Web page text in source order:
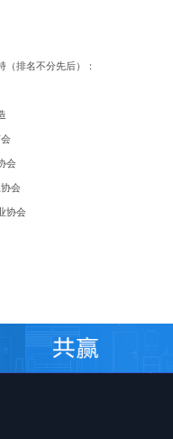
（排名不分先后）：
会
会
协会